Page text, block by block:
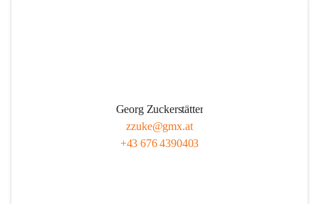
Georg Zuckerstätter
zzuke@gmx.at
+43 676 4390403